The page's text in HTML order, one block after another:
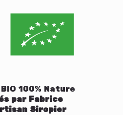
100% Nature
par Fabrice
Siropier